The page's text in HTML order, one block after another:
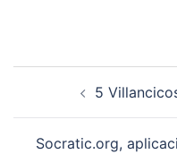
5
Socratic.org,